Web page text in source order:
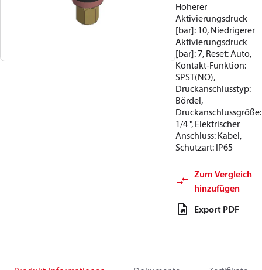
Höherer
Aktivierungsdruck
[bar]: 10, Niedrigerer
Aktivierungsdruck
[bar]: 7, Reset: Auto,
Kontakt-Funktion:
SPST(NO),
Druckanschlusstyp:
Bördel,
Druckanschlussgröße:
1/4 ", Elektrischer
Anschluss: Kabel,
Schutzart: IP65
Zum Vergleich
hinzufügen
Export PDF